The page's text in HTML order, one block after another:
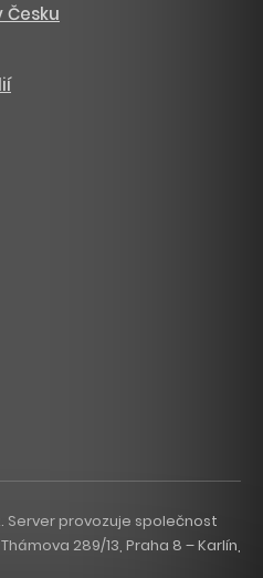
Server provozuje společnost
289/13, Praha 8 – Karlín,